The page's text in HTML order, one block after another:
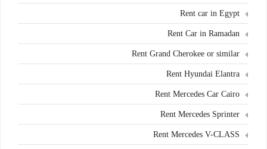
Rent car in Egypt
Rent Car in Ramadan
Rent Grand Cherokee or similar
Rent Hyundai Elantra
Rent Mercedes Car Cairo
Rent Mercedes Sprinter
Rent Mercedes V-CLASS